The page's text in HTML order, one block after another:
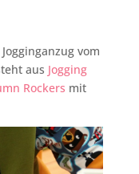
vom
aus Jogging
Rockers mit